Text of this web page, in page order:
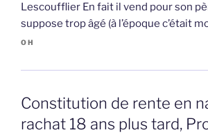
Lescoufflier En fait il vend pour son
suppose trop âgé (à l’époque c’était
OH
Constitution de rente en
rachat 18 ans plus tard,